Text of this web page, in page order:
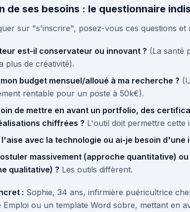
de ses besoins : le questionnaire
sur "s'inscrire", posez-vous ces questions et
est-il conservateur ou innovant ? (La santé
plus de créativité).
budget mensuel/alloué à ma recherche ?
rentable pour un poste à 50k€).
de mettre en avant un portfolio, des
chiffrées ? L'outil doit permettre cette
l'aise avec la technologie ou ai-je besoin
massivement (approche quantitative)
qualitative) ? Les outils diffèrent.
: Sophie, 34 ans, infirmière puéricultrice
Emploi ou un template Word sobre, mettant en